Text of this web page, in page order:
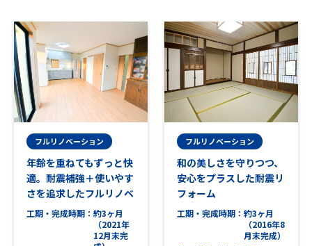
フルリノベーション
年齢を重ねてもずっと快
適。耐震補強＋使いやす
さを追求したフルリノベ
工期・完成時期
約3ヶ月
（2021年
12月末完
フルリノベーション
和の美しさを守りつつ、
安心をプラスした耐震リ
フォーム
工期・完成時期
約3ヶ月
（2016年8
月末完成）